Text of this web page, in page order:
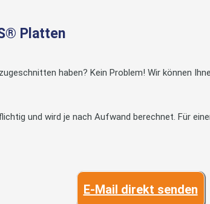
Platten
zugeschnitten haben? Kein Problem! Wir können
und wird je nach Aufwand berechnet. Für
E-Mail direkt senden